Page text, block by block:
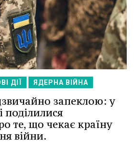
ДІЇ ЯДЕРНА ВІЙНА
запеклою: у
поділилися
те, що чекає країну
війни.